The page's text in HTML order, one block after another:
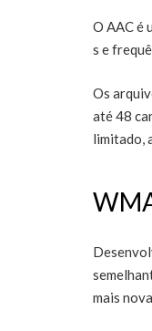
O AAC é
s e
Os
até 48
limitado,
mais